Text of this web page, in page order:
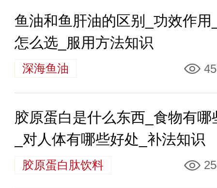
鱼油和鱼肝油的区别_功效作用
怎么选_服用方法知识
深海鱼油
胶原蛋白是什么东西_食物有哪
_对人体有哪些好处_补法知识
胶原蛋白肽饮料